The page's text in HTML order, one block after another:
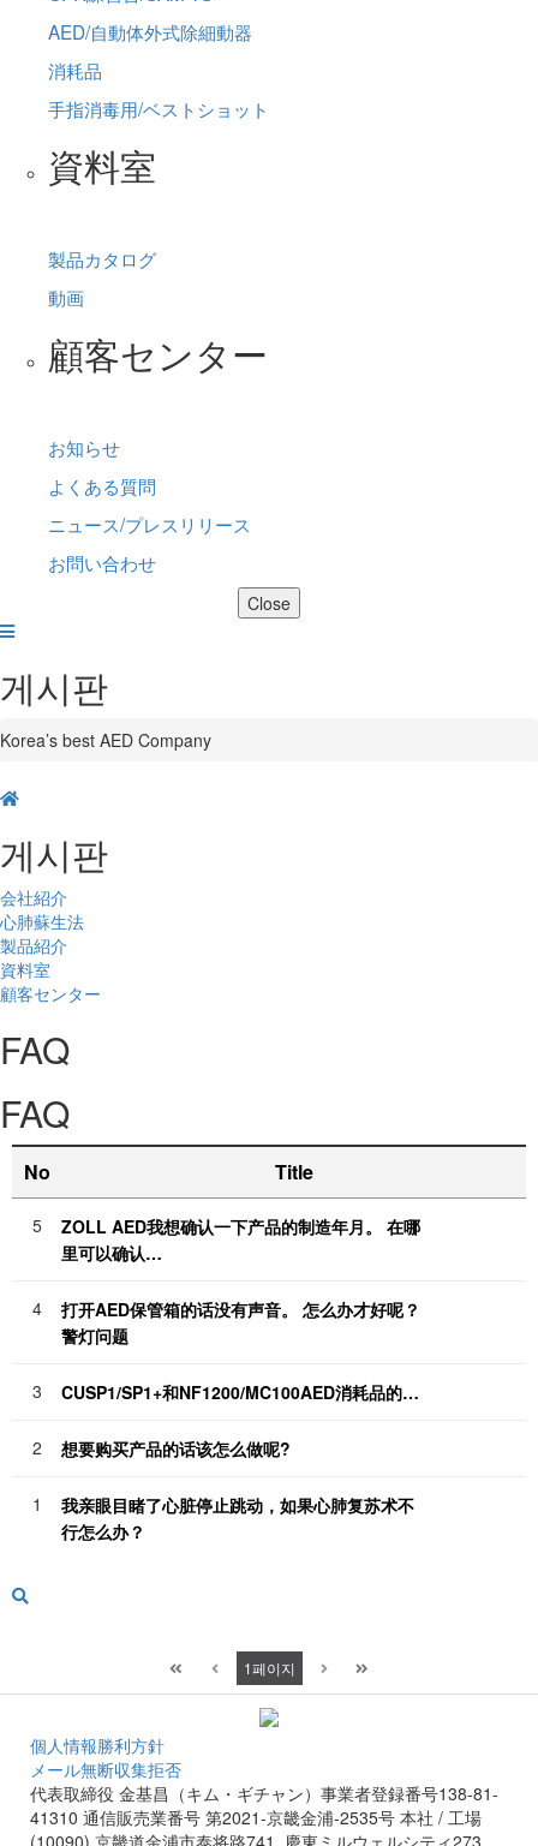
AED/自動体外式除細動器
消耗品
手指消毒用/ベストショット
資料室
製品カタログ
動画
顧客センター
お知らせ
よくある質問
ニュース/プレスリリース
お問い合わせ
Close
게시판
Korea’s best AED Company
게시판
会社紹介
心肺蘇生法
製品紹介
資料室
顧客センター
FAQ
FAQ
No Title
5
ZOLL AED我想确认一下产品的制造年月。 在哪
里可以确认…
4
打开AED保管箱的话没有声音。 怎么办才好呢？
警灯问题
3 CUSP1/SP1+和NF1200/MC100AED消耗品的…
2 想要购买产品的话该怎么做呢?
1
我亲眼目睹了心脏停止跳动，如果心肺复苏术不
行怎么办？
1페이지
個人情報勝利方針
メール無断収集拒否
代表取締役 金基昌（キム・ギチャン）事業者登録番号138-81-
41310 通信販売業番号 第2021-京畿金浦-2535号 本社 / 工場
(10090) 京畿道金浦市泰将路741, 慶東ミルウェルシティ273